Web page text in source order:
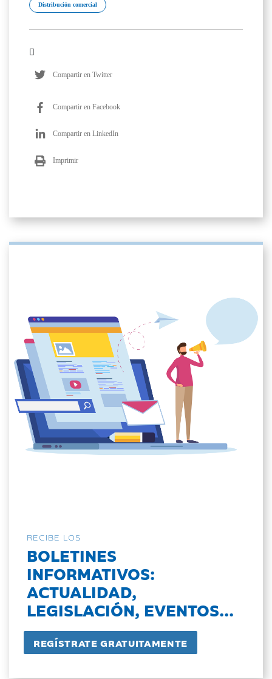
Distribución comercial
Compartir en Twitter
Compartir en Facebook
Compartir en LinkedIn
Imprimir
RECIBE LOS
BOLETINES
INFORMATIVOS:
ACTUALIDAD,
LEGISLACIÓN, EVENTOS...